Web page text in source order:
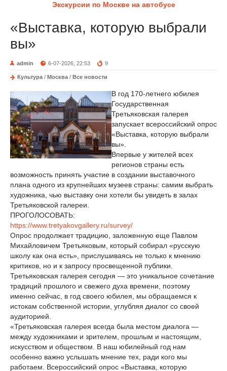
Экскурсии по Москве на автобусе
«Выставка, которую выбрали
вы»
admin 6-07-2026, 22:53 9
Культура / Москва / Все новости
В год 170-летнего юбилея
Государственная
Третьяковская галерея
запускает всероссийский опрос
«Выставка, которую выбрали
вы».
Впервые у жителей всех
регионов страны есть
возможность принять участие в создании выставочного
плана одного из крупнейших музеев страны: самим выбрать
художника, чью выставку они хотели бы увидеть в залах
Третьяковской галереи.
ПРОГОЛОСОВАТЬ:
https://www.tretyakovgallery.ru/survey/
Опрос продолжает традицию, заложенную еще Павлом
Михайловичем Третьяковым, который собирал «русскую
школу как она есть», прислушиваясь не только к мнению
критиков, но и к запросу просвещенной публики.
Третьяковская галерея сегодня — это уникальное сочетание
традиций прошлого и свежего духа времени, поэтому
именно сейчас, в год своего юбилея, мы обращаемся к
истокам собственной истории, углубляя диалог со своей
аудиторией.
«Третьяковская галерея всегда была местом диалога —
между художниками и зрителем, прошлым и настоящим,
искусством и обществом. В наш юбилейный год нам
особенно важно услышать мнение тех, ради кого мы
работаем. Всероссийский опрос «Выставка, которую